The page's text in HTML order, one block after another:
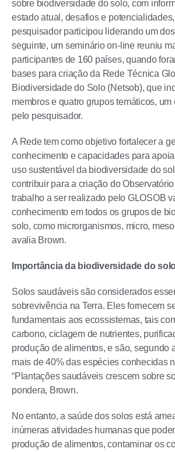
sobre biodiversidade do solo, com
estado atual, desafios e
pesquisador participou liderando um
seguinte, um seminário on-line reuniu
participantes de 160 países, quando
bases para criação da Rede Técnica
Biodiversidade do Solo (Netsob), que
membros e quatro grupos temáticos,
pelo pesquisador.
A Rede tem como objetivo fortalecer a
conhecimento e capacidades para
uso sustentável da biodiversidade do
contribuir para a criação do Observatório
trabalho a ser realizado pelo GLOSOB
conhecimento em todos os grupos de
solo, como microrganismos, micro,
avalia Brown.
Importância da biodiversidade do
Solos saudáveis são considerados
sobrevivência na Terra. Eles fornecem
fundamentais aos ecossistemas, tais
carbono, ciclagem de nutrientes,
produção de alimentos, e são, segundo
mais de 40% das espécies conhecidas
“Plantações saudáveis crescem sobre
pondera, Brown.
No entanto, a saúde dos solos está
inúmeras atividades humanas que
produção de alimentos, contaminar os